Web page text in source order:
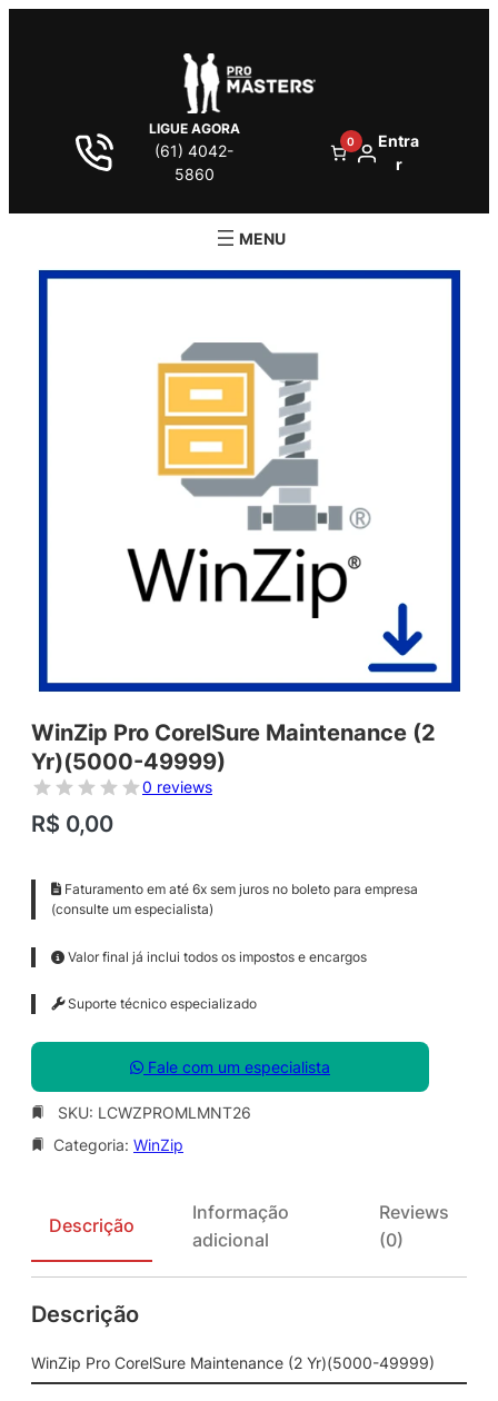
LIGUE AGORA
(61) 4042-
5860
0
Entra
r
WinZip Pro CorelSure Maintenance (2
Yr)(5000-49999)
0 reviews
R$ 0,00
Faturamento em até 6x sem juros no boleto para empresa
(consulte um especialista)
Valor final já inclui todos os impostos e encargos
Suporte técnico especializado
Fale com um especialista
SKU: LCWZPROMLMNT26
Categoria: WinZip
Descrição
Informação
adicional
Reviews
(0)
Descrição
WinZip Pro CorelSure Maintenance (2 Yr)(5000-49999)